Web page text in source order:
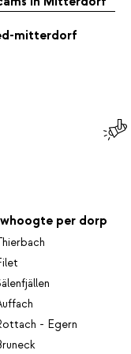
mitterdorf
per dorp
- Egern